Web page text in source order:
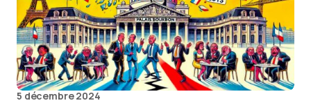
5 décembre 2024